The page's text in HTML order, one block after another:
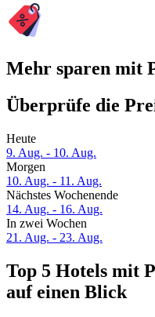
Mehr sparen mit
Überprüfe die
Heute
9. Aug. - 10. Aug.
Morgen
10. Aug. - 11. Aug.
Nächstes Wochenende
14. Aug. - 16. Aug.
In zwei Wochen
21. Aug. - 23. Aug.
Top 5 Hotels mit
auf einen Blick